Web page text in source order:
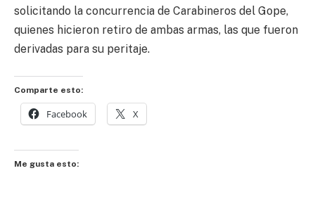
solicitando la concurrencia de Carabineros del Gope,
quienes hicieron retiro de ambas armas, las que fueron
derivadas para su peritaje.
Comparte esto:
Facebook X
Me gusta esto: